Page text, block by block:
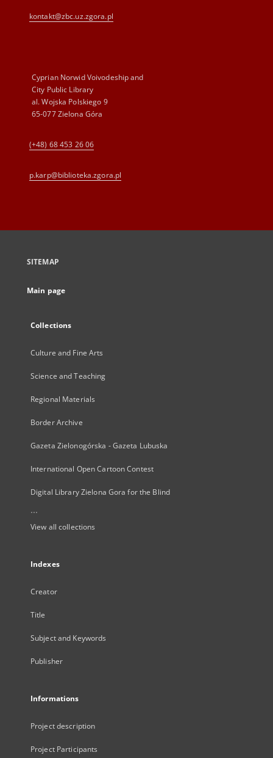
kontakt@zbc.uz.zgora.pl
Cyprian Norwid Voivodeship and
City Public Library
al. Wojska Polskiego 9
65-077 Zielona Góra
(+48) 68 453 26 06
p.karp@biblioteka.zgora.pl
SITEMAP
Main page
Collections
Culture and Fine Arts
Science and Teaching
Regional Materials
Border Archive
Gazeta Zielonogórska - Gazeta Lubuska
International Open Cartoon Contest
Digital Library Zielona Gora for the Blind
...
View all collections
Indexes
Creator
Title
Subject and Keywords
Publisher
Informations
Project description
Project Participants